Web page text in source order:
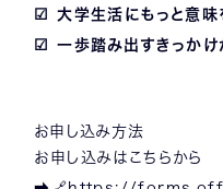
☑ 大学生活にもっと意味
☑ 一歩踏み出すきっかけ
お申し込み方法
お申し込みはこちらから